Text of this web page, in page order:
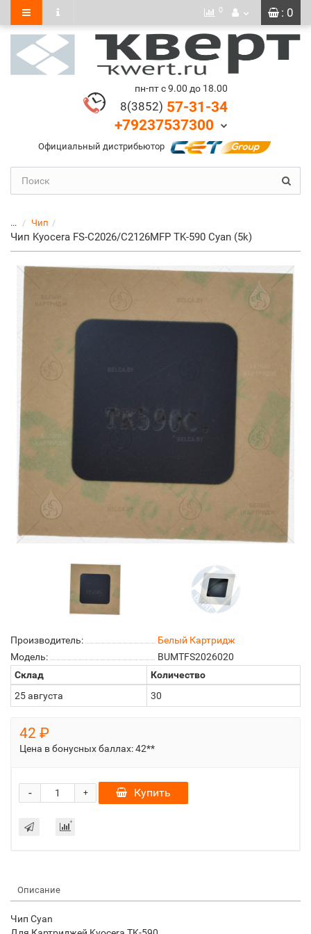
: 0
0
пн-пт с 9.00 до 18.00
8(3852) 57-31-34
+79237537300
Официальный дистрибьютор
... Чип
Чип Kyocera FS-C2026/C2126MFP TK-590 Сyan (5k)
Производитель:
Белый Картридж
Модель:
BUMTFS2026020
Склад
Количество
25 августа
30
42 ₽
Цена в бонусных баллах:42**
+
- Купить
Описание
Чип Cyan